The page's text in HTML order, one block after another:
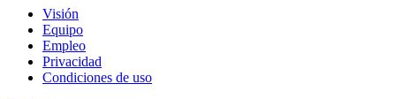
Visión
Equipo
Empleo
Privacidad
Condiciones de uso